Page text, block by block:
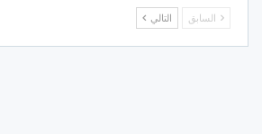
السابق التالي